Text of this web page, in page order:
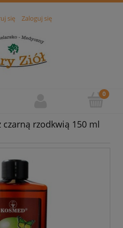
się Zaloguj się
rzodkwią 150 ml